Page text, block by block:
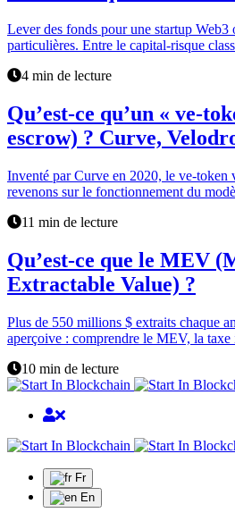
Lever des fonds pour une startup Web3
particulières. Entre le capital-risque
4 min de lecture
Qu’est-ce qu’un « ve-
escrow) ? Curve,
Inventé par Curve en 2020, le ve-token
revenons sur le fonctionnement du
11 min de lecture
Qu’est-ce que le MEV
Extractable Value) ?
Plus de 550 millions $ extraits chaque
aperçoive : comprendre le MEV, la taxe
10 min de lecture
Fr
En